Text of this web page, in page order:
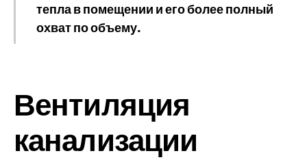
тепла в помещении и его более полный
охват по объему.
Вентиляция
канализации